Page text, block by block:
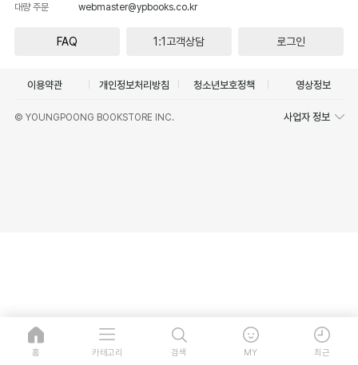
대량 주문
webmaster@ypbooks.co.kr
FAQ 1:1고객상담 로그인
이용약관 개인정보처리방침 청소년보호정책 영상정보
© YOUNGPOONG BOOKSTORE INC. 사업자 정보
홈 카테고리 검색 MY 최근